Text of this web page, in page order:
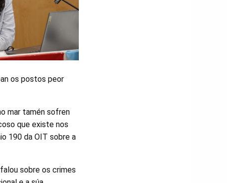
os postos peor
mar tamén sofren
que existe nos
190 da OIT sobre a
sobre os crimes